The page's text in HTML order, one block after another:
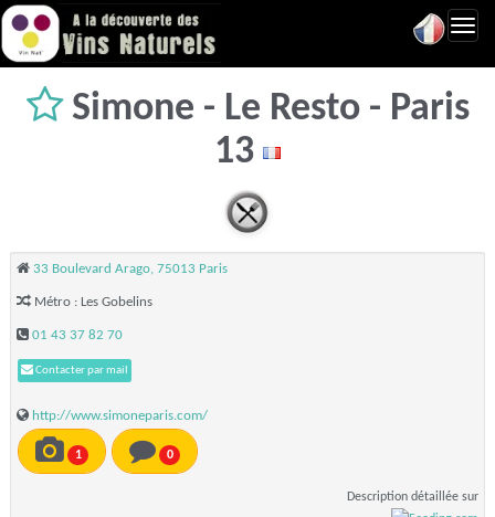
Simone - Le Resto - Paris
13
33 Boulevard Arago, 75013 Paris
Métro : Les Gobelins
01 43 37 82 70
Contacter par mail
http://www.simoneparis.com/
1 0
Description détaillée sur